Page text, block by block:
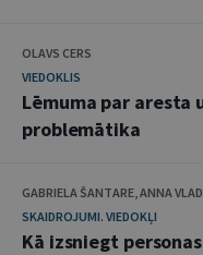
OLAVS CERS
VIEDOKLIS
Lēmuma par aresta
problemātika
GABRIELA ŠANTARE, ANNA
SKAIDROJUMI. VIEDOKĻI
Kā izsniegt